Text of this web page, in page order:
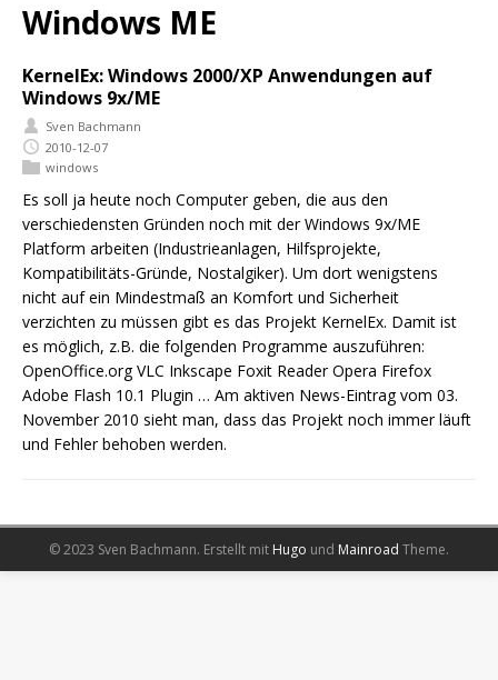
Windows ME
KernelEx: Windows 2000/XP Anwendungen auf
Windows 9x/ME
Sven Bachmann
2010-12-07
windows
Es soll ja heute noch Computer geben, die aus den
verschiedensten Gründen noch mit der Windows 9x/ME
Platform arbeiten (Industrieanlagen, Hilfsprojekte,
Kompatibilitäts-Gründe, Nostalgiker). Um dort wenigstens
nicht auf ein Mindestmaß an Komfort und Sicherheit
verzichten zu müssen gibt es das Projekt KernelEx. Damit ist
es möglich, z.B. die folgenden Programme auszuführen:
OpenOffice.org VLC Inkscape Foxit Reader Opera Firefox
Adobe Flash 10.1 Plugin … Am aktiven News-Eintrag vom 03.
November 2010 sieht man, dass das Projekt noch immer läuft
und Fehler behoben werden.
© 2023 Sven Bachmann. Erstellt mit Hugo und Mainroad Theme.